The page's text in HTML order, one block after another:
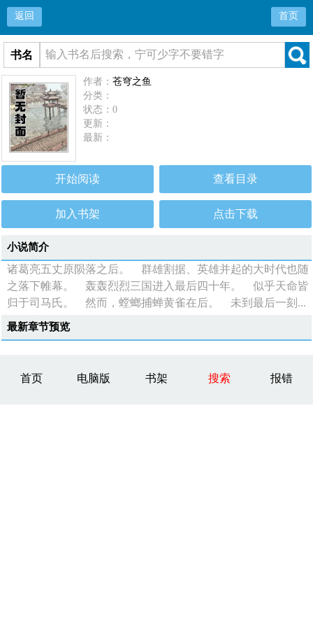
返回 首页
书名
作者：苍穹之鱼
分类：
状态：0
更新：
最新：
开始阅读 查看目录
加入书架 点击下载
小说简介
诸葛亮五丈原陨落之后。 群雄割据、英雄并起的大时代也随
之落下帷幕。 轰轰烈烈三国进入最后四十年。 似乎天命皆
归于司马氏。 然而，螳螂捕蝉黄雀在后。 未到最后一刻...
最新章节预览
首页 电脑版 书架 搜索 报错